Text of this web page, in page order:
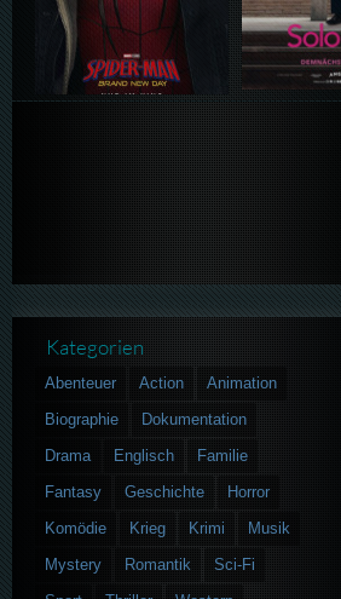
Kategorien
Abenteuer Action
Animation
Biographie
Dokumentation
Drama
Englisch
Familie
Fantasy
Geschichte
Horror
Komödie
Krieg Krimi
Musik
Mystery
Romantik
Sci-Fi